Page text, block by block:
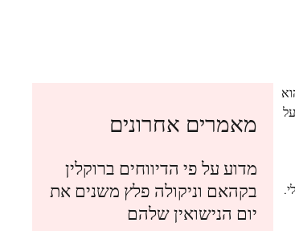
2026. הוא
מאמרים אחרונים
מדוע על פי הדיווחים ברוקלין
בקהאם וניקולה פלץ משנים את
יום הנישואין שלהם